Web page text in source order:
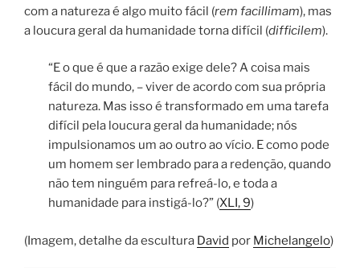
com a natureza é algo muito fácil (rem facillimam), mas
a loucura geral da humanidade torna difícil (difficilem).
“E o que é que a razão exige dele? A coisa mais
fácil do mundo, – viver de acordo com sua própria
natureza. Mas isso é transformado em uma tarefa
difícil pela loucura geral da humanidade; nós
impulsionamos um ao outro ao vício. E como pode
um homem ser lembrado para a redenção, quando
não tem ninguém para refreá-lo, e toda a
humanidade para instigá-lo?” (XLI, 9)
(Imagem, detalhe da escultura David por Michelangelo)